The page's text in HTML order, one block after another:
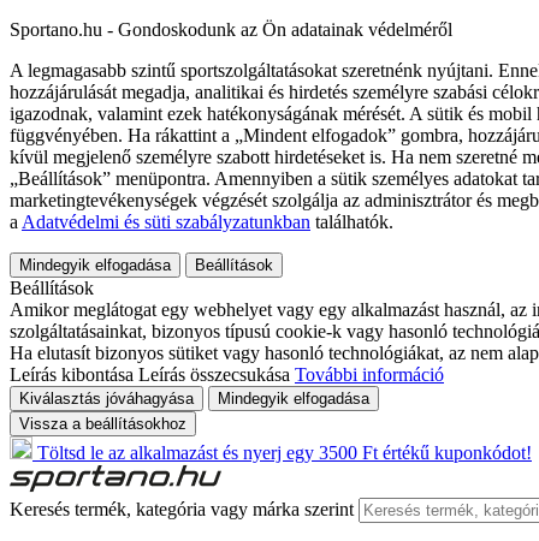
Sportano.hu - Gondoskodunk az Ön adatainak védelméről
A legmagasabb szintű sportszolgáltatásokat szeretnénk nyújtani.
hozzájárulását megadja, analitikai és hirdetés személyre szabási
igazodnak, valamint ezek hatékonyságának mérését. A sütik és
függvényében. Ha rákattint a „Mindent elfogadok” gombra,
kívül megjelenő személyre szabott hirdetéseket is. Ha nem szeretné
„Beállítások” menüpontra. Amennyiben a sütik személyes adatokat
marketingtevékenységek végzését szolgálja az adminisztrátor és
a Adatvédelmi és süti szabályzatunkban találhatók.
Mindegyik elfogadása Beállítások
Beállítások
Amikor meglátogat egy webhelyet vagy egy alkalmazást használ,
szolgáltatásainkat, bizonyos típusú cookie-k vagy hasonló
Ha elutasít bizonyos sütiket vagy hasonló technológiákat, az nem
Leírás kibontása Leírás összecsukása További információ
Kiválasztás jóváhagyása
Mindegyik elfogadása
Vissza a beállításokhoz
Töltsd le az alkalmazást és nyerj egy 3500 Ft értékű kuponkódot!
Keresés termék, kategória vagy márka szerint